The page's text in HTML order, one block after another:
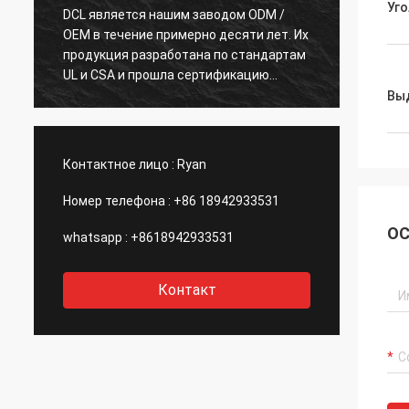
DCL является нашим заводом ODM /
OEM в течение примерно десяти лет. Их
продукция разработана по стандартам
UL и CSA и прошла сертификацию
CSA.Очень немногие китайские
хорошего качества.Мы ожидаем, что
DCL сможет поддерживать инновации.
С 15
их
Контактное лицо : Ryan
Номер телефона : +86 18942933531
whatsapp : +8618942933531
Контакт